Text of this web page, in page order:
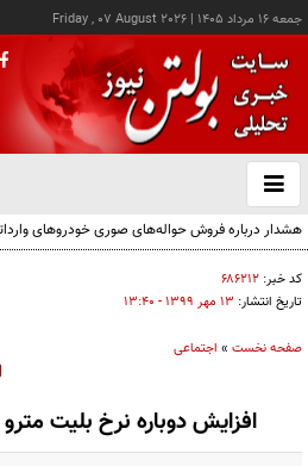
جمعه ۱۶ مرداد ۱۴۰۵ |
Friday , 07 August 2026
باز
و
کد خبر: ۶۸۶۲۱۲
تاریخ انتشار: ۱۳ مهر ۱۳۹۹ - ۱۳:۴۰
صفحه نخست » اجتماعی
افزایش دوباره نرخ بلیت